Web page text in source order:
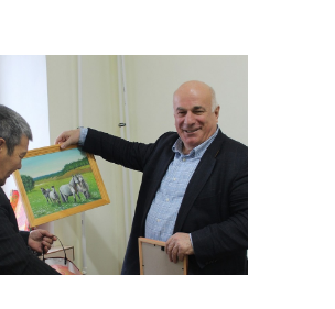
неликвидов
отдела закупок